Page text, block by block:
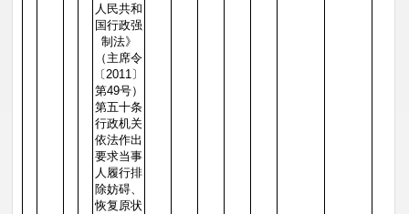
人民共和
国行政强
制法》
（主席令
〔2011〕
第49号）
第五十条
行政机关
依法作出
要求当事
人履行排
除妨碍、
恢复原状